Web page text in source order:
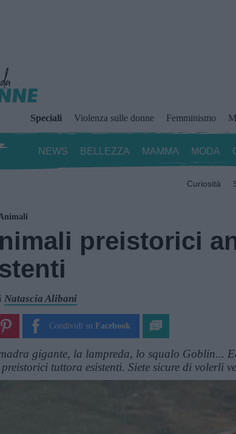
Speciali Violenza sulle donne Femminismo
NEWS BELLEZZA MAMMA MODA
Curiosità
preistorici
Natascia Alibani
Condividi su Facebook
gigante, la lampreda, lo squalo Goblin...
tuttora esistenti. Siete sicure di volerli